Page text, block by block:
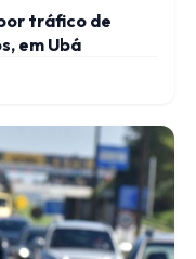
tráfico de
em Ubá